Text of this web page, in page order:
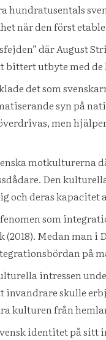
hundratusentals
när den först
där August
bittert utbyte med
det som
syn på
men
Den
och deras
som
Medan man i
på
intressen
invandrare skulle
kulturen från
identitet på